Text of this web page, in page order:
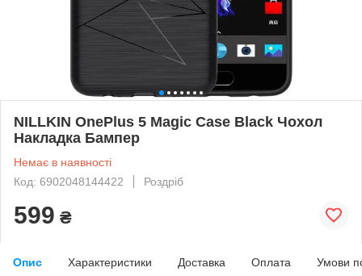
NILLKIN OnePlus 5 Magic Case Black Чохол
Накладка Бампер
Немає в наявності
Код: 6902048144422
Роздріб
599 ₴
Опис Характеристики Доставка Оплата Умови